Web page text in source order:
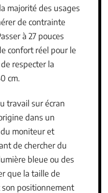
majorité des usages
de contrainte
à 27 pouces
confort réel pour le
respecter la
cm.
travail sur écran
dans un
moniteur et
de chercher du
bleue ou des
que la taille de
son positionnement